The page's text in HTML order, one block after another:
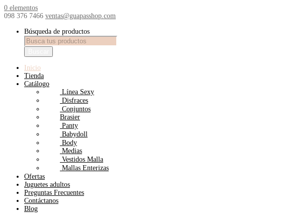
0 elementos
098 376 7466 ventas@guapasshop.com
Búsqueda de productos
Inicio
Tienda
Catálogo
Línea Sexy
Disfraces
Conjuntos
Brasier
Panty
Babydoll
Body
Medias
Vestidos Malla
Mallas Enterizas
Ofertas
Juguetes adultos
Preguntas Frecuentes
Contáctanos
Blog